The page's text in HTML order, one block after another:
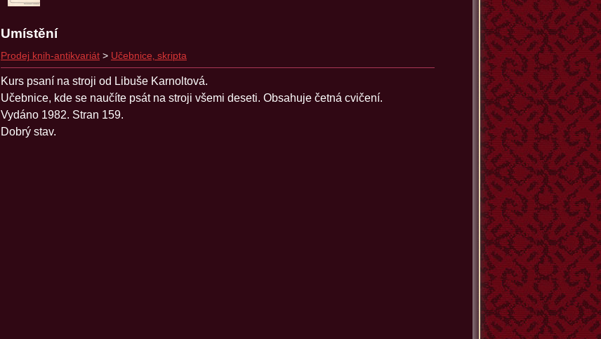
Umístění
Prodej knih-antikvariát > Učebnice‚ skripta
Kurs psaní na stroji od Libuše Karnoltová.
Učebnice, kde se naučíte psát na stroji všemi deseti. Obsahuje četná cvičení.
Vydáno 1982. Stran 159.
Dobrý stav.